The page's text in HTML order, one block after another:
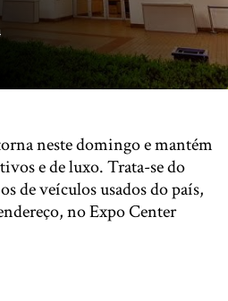
neste domingo e mantém
e de luxo. Trata-se do
de veículos usados do país,
no Expo Center